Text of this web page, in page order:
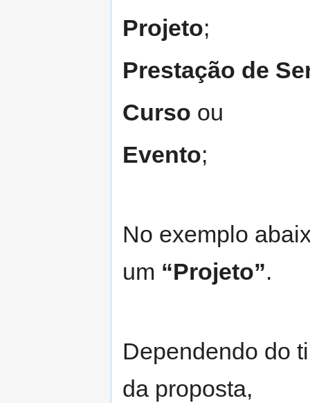
Projeto;
Prestação de
Curso ou
Evento;
No exemplo
um “Projeto”.
Dependendo do
da proposta,